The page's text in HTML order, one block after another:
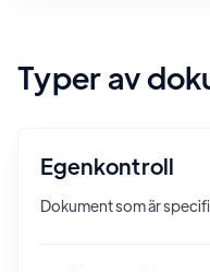
Typer av
Egenkontroll
Dokument som är